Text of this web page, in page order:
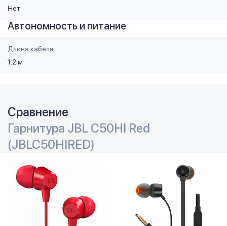
Нет
Автономность и питание
Длина кабеля
1.2 м
Сравнение
Гарнитура JBL C50HI Red
(JBLC50HIRED)